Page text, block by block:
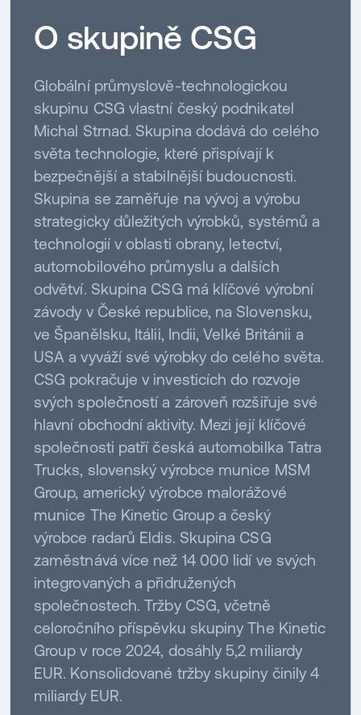
O skupině CSG
Globální průmyslově-technologickou
skupinu CSG vlastní český podnikatel
Michal Strnad. Skupina dodává do celého
světa technologie, které přispívají k
bezpečnější a stabilnější budoucnosti.
Skupina se zaměřuje na vývoj a výrobu
strategicky důležitých výrobků, systémů a
technologií v oblasti obrany, letectví,
automobilového průmyslu a dalších
odvětví. Skupina CSG má klíčové výrobní
závody v České republice, na Slovensku,
ve Španělsku, Itálii, Indii, Velké Británii a
USA a vyváží své výrobky do celého světa.
CSG pokračuje v investicích do rozvoje
svých společností a zároveň rozšiřuje své
hlavní obchodní aktivity. Mezi její klíčové
společnosti patří česká automobilka Tatra
Trucks, slovenský výrobce munice MSM
Group, americký výrobce malorážové
munice The Kinetic Group a český
výrobce radarů Eldis. Skupina CSG
zaměstnává více než 14 000 lidí ve svých
integrovaných a přidružených
společnostech. Tržby CSG, včetně
celoročního příspěvku skupiny The Kinetic
Group v roce 2024, dosáhly 5,2 miliardy
EUR. Konsolidované tržby skupiny činily 4
miliardy EUR.